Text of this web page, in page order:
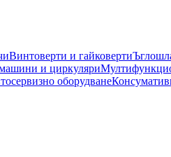
Винтоверти и гайковерти
и циркуляри
оборудване